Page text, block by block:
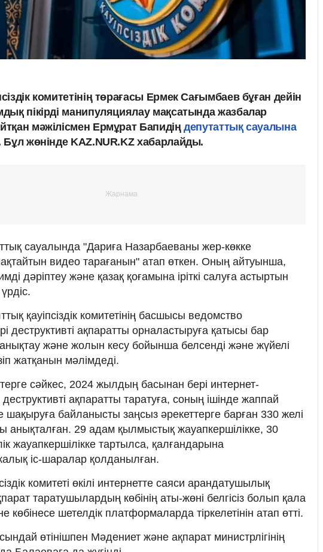
комитетінің төрағасы Ермек Сағымбаев бұған дейін
пікірді манипуляциялау мақсатында жазбалар
мәжілісмен Ермұрат Бапидіңдепутаттық сауалына
Бұл жөнінде KAZ.NUR.KZ хабарлайды.
сауалында "Дариға Назарбаеваны жер-көкке
видео тарағанын" атап өткен. Оның айтуынша,
дәріптеу және қазақ қоғамына іріткі салуға астыртын
қауіпсіздік комитетінің басшысы ведомство
деструктивті ақпаратты орналастыруға қатысы бар
және жолын кесу бойынша белсенді және жүйелі
жатқанын мәлімдеді.
сәйкес, 2024 жылдың басынан бері интернет-
ақпаратты таратуға, соның ішінде жаппай
шақыруға байланысты заңсыз әрекеттерге барған 330 желі
анықталған. 29 адам қылмыстық жауапкершілікке, 30
жауапкершілікке тартылса, қалғандарына
іс-шаралар қолданылған.
комитеті өкілі интернетте саяси арандатушылық
таратушылардың көбінің аты-жөні белгісіз болып қала
көбінесе шетелдік платформаларда тіркелетінін атап өтті.
өтінішпен Мәдениет және ақпарат министрлігінің